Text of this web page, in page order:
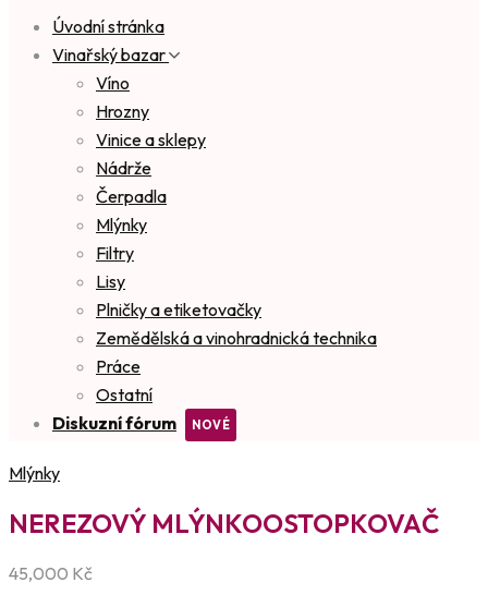
Úvodní stránka
Vinařský bazar
Víno
Hrozny
Vinice a sklepy
Nádrže
Čerpadla
Mlýnky
Filtry
Lisy
Plničky a etiketovačky
Zemědělská a vinohradnická technika
Práce
Ostatní
Diskuzní fórum
Mlýnky
NEREZOVÝ MLÝNKOOSTOPKOVAČ
45,000 Kč